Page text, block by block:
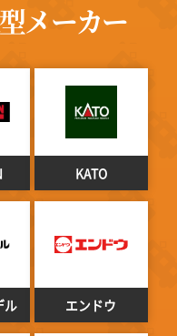
メーカー
KATO
ル エンドウ